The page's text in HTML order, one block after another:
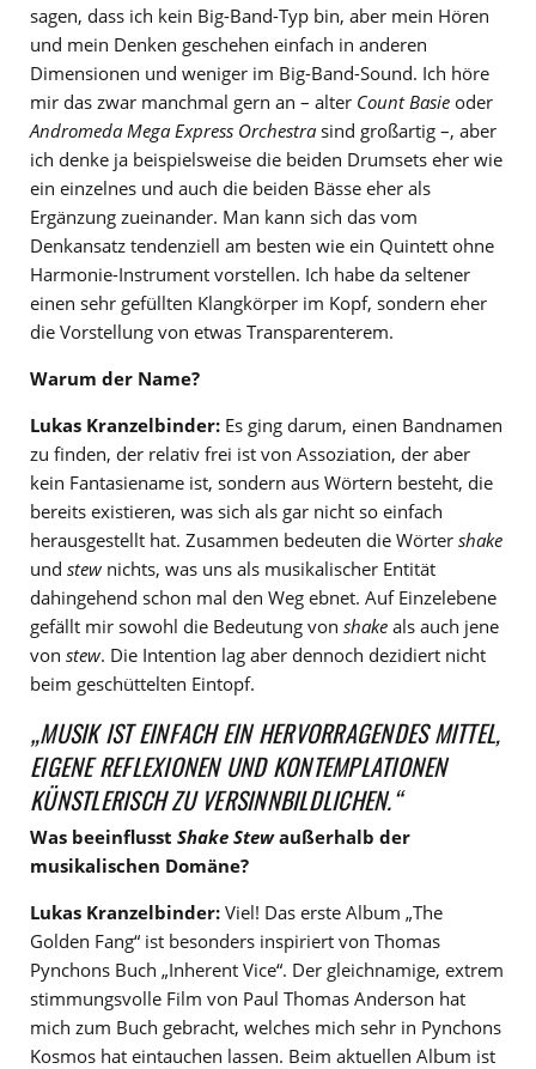
sagen, dass ich kein Big-Band-Typ bin, aber mein Hören
und mein Denken geschehen einfach in anderen
Dimensionen und weniger im Big-Band-Sound. Ich höre
mir das zwar manchmal gern an – alter Count Basie oder
Andromeda Mega Express Orchestra sind großartig –, aber
ich denke ja beispielsweise die beiden Drumsets eher wie
ein einzelnes und auch die beiden Bässe eher als
Ergänzung zueinander. Man kann sich das vom
Denkansatz tendenziell am besten wie ein Quintett ohne
Harmonie-Instrument vorstellen. Ich habe da seltener
einen sehr gefüllten Klangkörper im Kopf, sondern eher
die Vorstellung von etwas Transparenterem.
Warum der Name?
Lukas Kranzelbinder: Es ging darum, einen Bandnamen
zu finden, der relativ frei ist von Assoziation, der aber
kein Fantasiename ist, sondern aus Wörtern besteht, die
bereits existieren, was sich als gar nicht so einfach
herausgestellt hat. Zusammen bedeuten die Wörter shake
und stew nichts, was uns als musikalischer Entität
dahingehend schon mal den Weg ebnet. Auf Einzelebene
gefällt mir sowohl die Bedeutung von shake als auch jene
von stew. Die Intention lag aber dennoch dezidiert nicht
beim geschüttelten Eintopf.
„MUSIK IST EINFACH EIN HERVORRAGENDES MITTEL,
EIGENE REFLEXIONEN UND KONTEMPLATIONEN
KÜNSTLERISCH ZU VERSINNBILDLICHEN.“
Was beeinflusst Shake Stewaußerhalb der
musikalischen Domäne?
Lukas Kranzelbinder: Viel! Das erste Album „The
Golden Fang“ ist besonders inspiriert von Thomas
Pynchons Buch „Inherent Vice“. Der gleichnamige, extrem
stimmungsvolle Film von Paul Thomas Anderson hat
mich zum Buch gebracht, welches mich sehr in Pynchons
Kosmos hat eintauchen lassen. Beim aktuellen Album ist